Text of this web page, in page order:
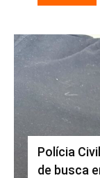
Polícia
de busca